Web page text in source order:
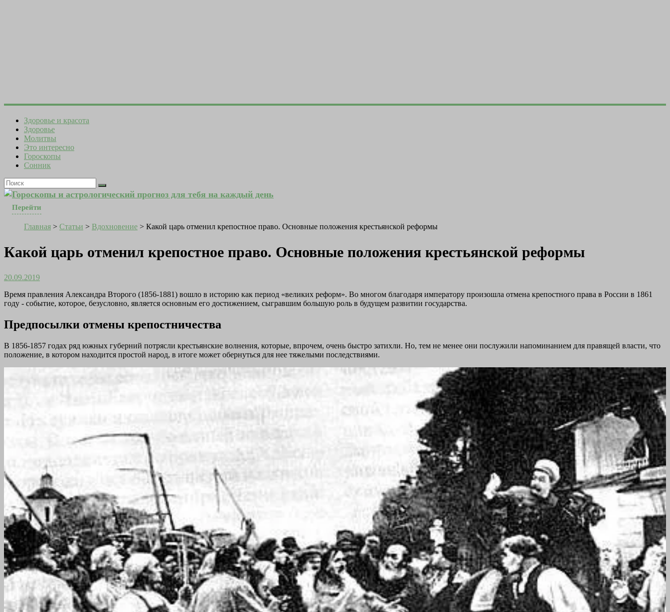
Здоровье и красота
Здоровье
Молитвы
Это интересно
Гороскопы
Сонник
Гороскопы и астрологический прогноз для тебя на каждый день
Перейти
Главная > Статьи > Вдохновение > Какой царь отменил крепостное право. Основные положения крестьянской реформы
Какой царь отменил крепостное право. Основные положения крестьянской реформы
20.09.2019
Время правления Александра Второго (1856-1881) вошло в историю как период «великих реформ». Во многом благодаря императору произошла отмена крепостного права в России в 1861
году - событие, которое, безусловно, является основным его достижением, сыгравшим большую роль в будущем развитии государства.
Предпосылки отмены крепостничества
В 1856-1857 годах ряд южных губерний потрясли крестьянские волнения, которые, впрочем, очень быстро затихли. Но, тем не менее они послужили напоминанием для правящей власти, что
положение, в котором находится простой народ, в итоге может обернуться для нее тяжелыми последствиями.